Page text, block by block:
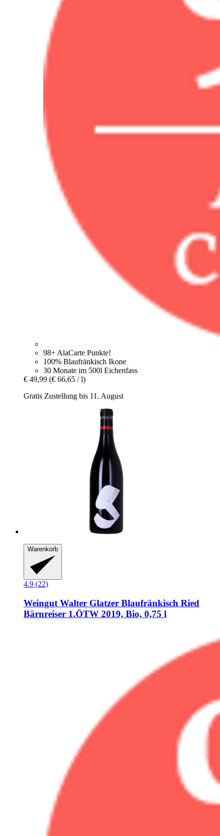
98+ AlaCarte Punkte!
100% Blaufränkisch Ikone
30 Monate im 500l Eichenfass
€ 49,99 (€ 66,65 / l)
Gratis Zustellung bis 11. August
Warenkorb
4.9 (22)
Weingut Walter Glatzer Blaufränkisch Ried
Bärnreiser 1.ÖTW 2019, Bio, 0,75 l